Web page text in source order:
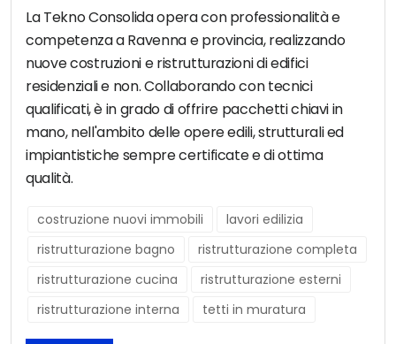
La Tekno Consolida opera con professionalità e
competenza a Ravenna e provincia, realizzando
nuove costruzioni e ristrutturazioni di edifici
residenziali e non. Collaborando con tecnici
qualificati, è in grado di offrire pacchetti chiavi in
mano, nell'ambito delle opere edili, strutturali ed
impiantistiche sempre certificate e di ottima
qualità.
costruzione nuovi immobili
lavori edilizia
ristrutturazione bagno
ristrutturazione completa
ristrutturazione cucina
ristrutturazione esterni
ristrutturazione interna
tetti in muratura